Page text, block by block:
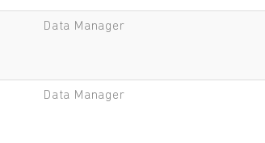
Data Manager
Data Manager